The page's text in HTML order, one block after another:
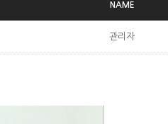
NAME
관리자